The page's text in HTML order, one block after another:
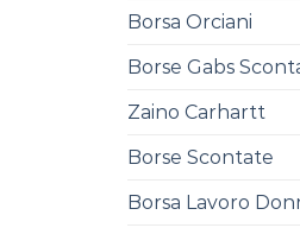
Borsa Orciani
Borse Gabs
Zaino Carhartt
Borse Scontate
Borsa Lavoro